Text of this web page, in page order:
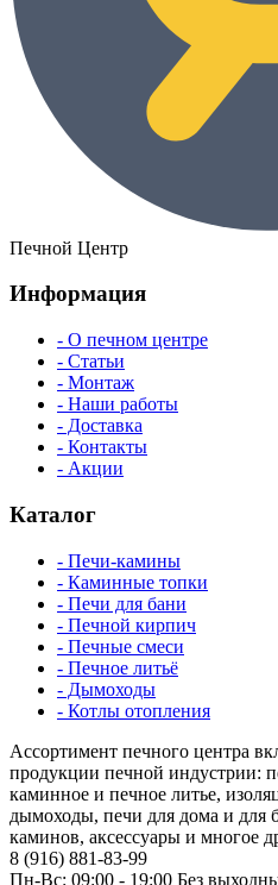
Печной Центр
Информация
- О печном центре
- Статьи
- Монтаж
- Наши работы
- Доставка
- Контакты
- Акции
Каталог
- Печи-камины
- Каминные топки
- Печи для бани
- Печной кирпич
- Печные смеси
- Печное литьё
- Дымоходы
- Котлы отопления
Ассортимент печного центра
продукции печной индустрии:
каминное и печное литье,
дымоходы, печи для дома и для
каминов, аксессуары и многое
8 (916) 881-83-99
Пн-Вс: 09:00 - 19:00 Без